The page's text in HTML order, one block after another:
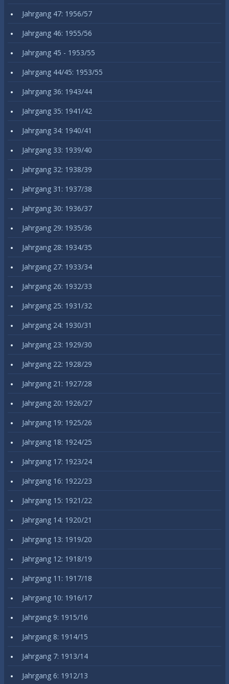
Jahrgang 47: 1956/57
Jahrgang 46: 1955/56
Jahrgang 45 - 1953/55
Jahrgang 44/45: 1953/55
Jahrgang 36: 1943/44
Jahrgang 35: 1941/42
Jahrgang 34: 1940/41
Jahrgang 33: 1939/40
Jahrgang 32: 1938/39
Jahrgang 31: 1937/38
Jahrgang 30: 1936/37
Jahrgang 29: 1935/36
Jahrgang 28: 1934/35
Jahrgang 27: 1933/34
Jahrgang 26: 1932/33
Jahrgang 25: 1931/32
Jahrgang 24: 1930/31
Jahrgang 23: 1929/30
Jahrgang 22: 1928/29
Jahrgang 21: 1927/28
Jahrgang 20: 1926/27
Jahrgang 19: 1925/26
Jahrgang 18: 1924/25
Jahrgang 17: 1923/24
Jahrgang 16: 1922/23
Jahrgang 15: 1921/22
Jahrgang 14: 1920/21
Jahrgang 13: 1919/20
Jahrgang 12: 1918/19
Jahrgang 11: 1917/18
Jahrgang 10: 1916/17
Jahrgang 9: 1915/16
Jahrgang 8: 1914/15
Jahrgang 7: 1913/14
Jahrgang 6: 1912/13